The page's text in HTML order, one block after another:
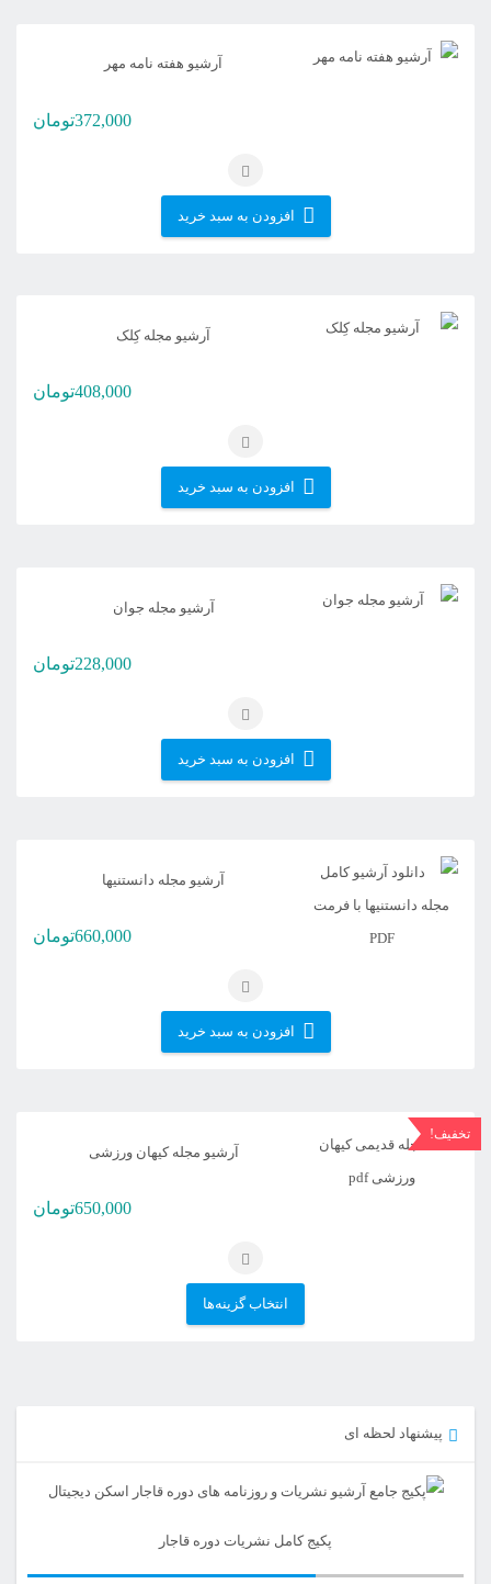
آرشیو هفته نامه مهر
372,000تومان
افزودن به سبد خرید
آرشیو مجله کِلک
408,000تومان
افزودن به سبد خرید
آرشیو مجله جوان
228,000تومان
افزودن به سبد خرید
آرشیو مجله دانستنیها
660,000تومان
افزودن به سبد خرید
تخفیف!
آرشیو مجله کیهان ورزشی
650,000تومان
انتخاب گزینه‌ها
باشد.
پیشنهاد لحظه ای
پکیج کامل نشریات دوره قاجار